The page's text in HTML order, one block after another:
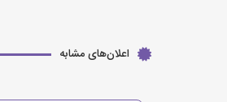
اعلان‌های مشابه